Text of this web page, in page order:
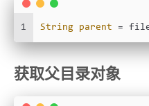
1 String parent =
获取父目录对象